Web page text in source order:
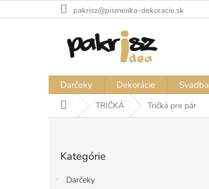
na
pakrisz@pismenka-dekoracie.sk
Darčeky Dekorácie Svadba
DomovTRIČKÁ Tričká pre pár
kategórie
Kategórie
Darčeky